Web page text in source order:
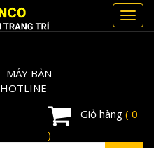
MÁY BÀN
Giỏ hàng ( 0
)